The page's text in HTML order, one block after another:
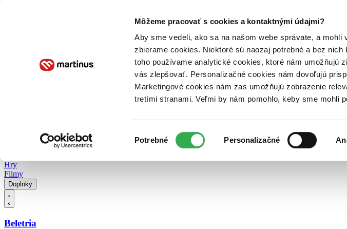
Môžeme pracovať s cookies a kontaktnými údajmi?
Aby sme vedeli, ako sa na našom webe správate, a
zbierame cookies. Niektoré sú naozaj potrebné a bez
toho používame analytické cookies, ktoré nám umožňujú
vás zlepšovať. Personalizačné cookies nám dovoľujú
Marketingové cookies nám zas umožňujú zobrazenie
tretími stranami. Veľmi by nám pomohlo, keby sme mohli
súhlasu
Potrebné Personalizačné
Poukážky Kontakt
Hry
Filmy
Doplnky
Beletria